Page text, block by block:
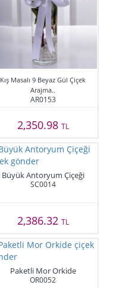
Kış Masalı 9 Beyaz Gül Çiçek
Arajma..
AR0153
2,350.98 TL
Büyük Antoryum Çiçeği
SC0014
2,386.32 TL
Paketli Mor Orkide
OR0052